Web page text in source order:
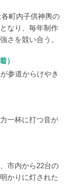
町内子供神輿の
なり、毎年制作
さを競い合う。
）
参道からけやき
一杯に打つ音が
市内から22台の
かりに灯された